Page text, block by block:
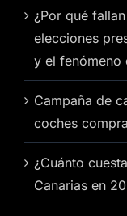
¿Por qué
elecciones
y el fenómeno
Campaña de
coches
¿Cuánto
Canarias en